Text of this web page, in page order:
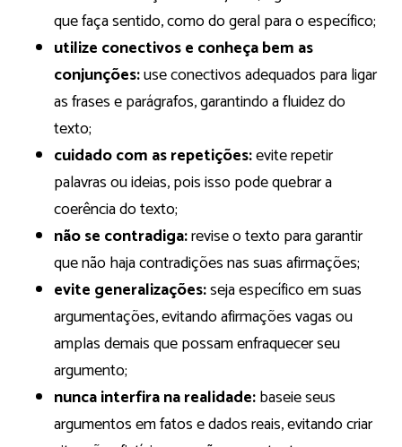
que faça sentido, como do geral para o específico;
utilize conectivos e conheça bem as
conjunções:use conectivos adequados para ligar
as frases e parágrafos, garantindo a fluidez do
texto;
cuidado com as repetições:evite repetir
palavras ou ideias, pois isso pode quebrar a
coerência do texto;
não se contradiga:revise o texto para garantir
que não haja contradições nas suas afirmações;
evite generalizações:seja específico em suas
argumentações, evitando afirmações vagas ou
amplas demais que possam enfraquecer seu
argumento;
nunca interfira na realidade:baseie seus
argumentos em fatos e dados reais, evitando criar